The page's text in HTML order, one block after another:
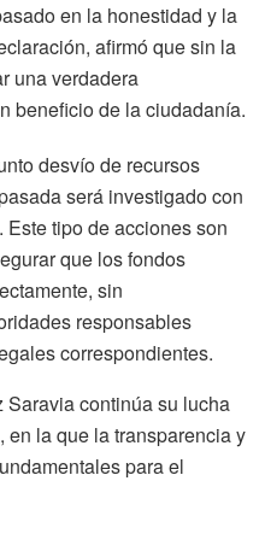
en la honestidad y la
afirmó que sin la
una verdadera
beneficio de la ciudadanía.
desvío de recursos
será investigado con
Este tipo de acciones son
que los fondos
sin
responsables
correspondientes.
continúa su lucha
la que la transparencia y
para el